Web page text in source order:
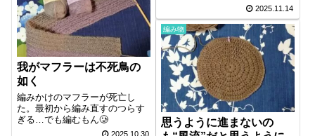
2025.11.14
我がマフラーは不死鳥の
如く
編みかけのマフラーが死亡し
た。最初から編み直すのつらす
ぎる…でも編むもん🥲
2025.10.30
編み物
思うように進まないの